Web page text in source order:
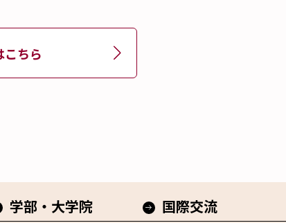
こちら
学部・大学院 国際交流